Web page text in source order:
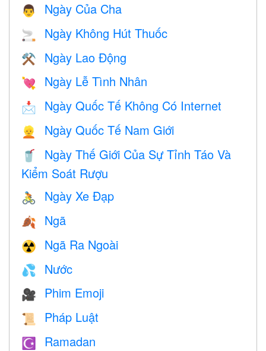
👨 Ngày Của Cha
🚬 Ngày Không Hút Thuốc
⚒️ Ngày Lao Động
💘 Ngày Lễ Tình Nhân
📩 Ngày Quốc Tế Không Có Internet
👱 Ngày Quốc Tế Nam Giới
🥤
Ngày Thế Giới Của Sự Tỉnh Táo Và
Kiểm Soát Rượu
🚴 Ngày Xe Đạp
🍂 Ngã
☢️ Ngã Ra Ngoài
💦 Nước
🎥 Phim Emoji
📜 Pháp Luật
☪️ Ramadan